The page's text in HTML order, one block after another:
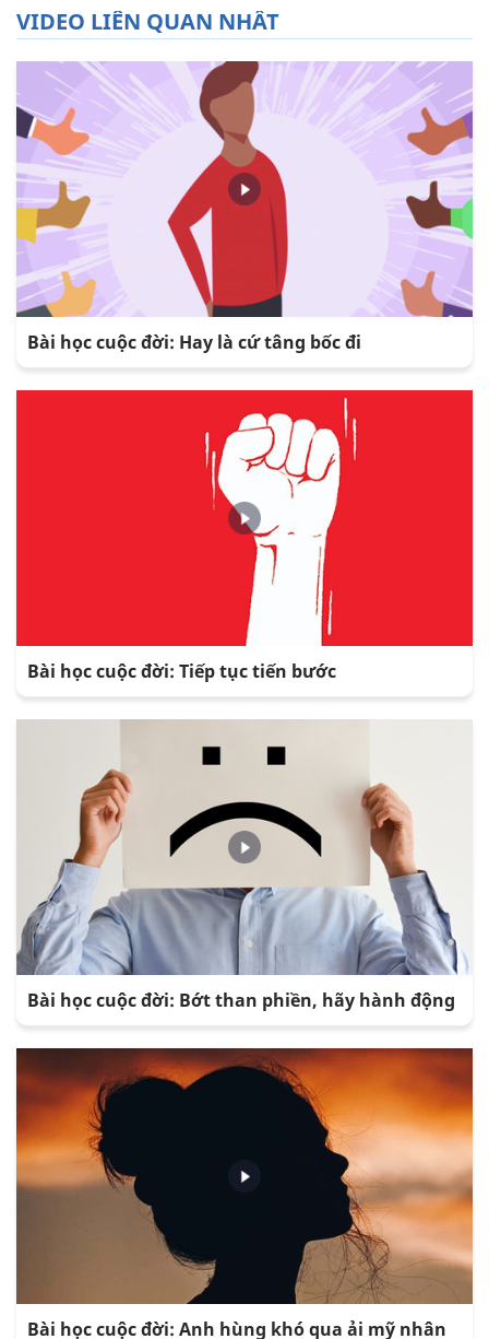
VIDEO LIÊN QUAN NHẤT
Bài học cuộc đời: Hay là cứ tâng bốc đi
Bài học cuộc đời: Tiếp tục tiến bước
Bài học cuộc đời: Bớt than phiền, hãy hành động
Bài học cuộc đời: Anh hùng khó qua ải mỹ nhân